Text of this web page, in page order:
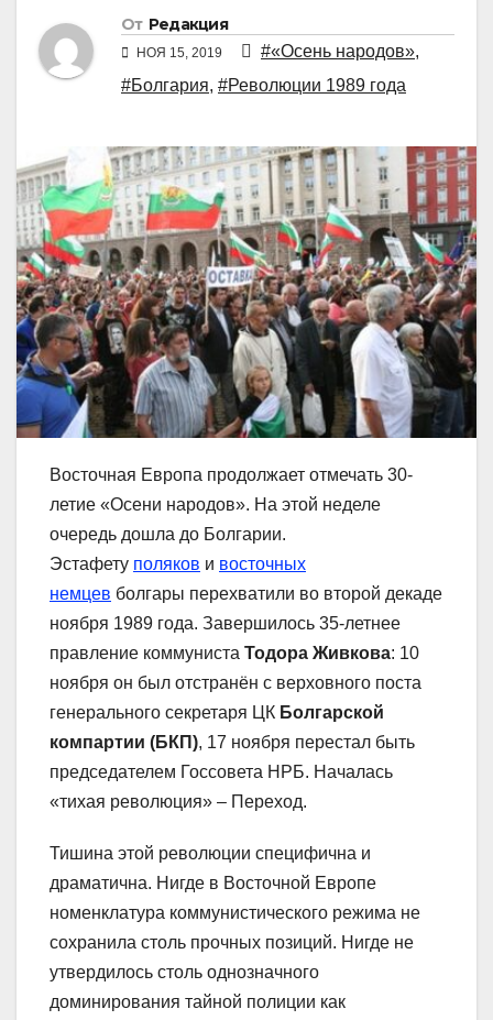
От Редакция
НОЯ 15, 2019 #«Осень народов»,
#Болгария, #Революции 1989 года
Восточная Европа продолжает отмечать 30-
летие «Осени народов». На этой неделе
очередь дошла до Болгарии.
Эстафету поляков и восточных
немцев болгары перехватили во второй декаде
ноября 1989 года. Завершилось 35-летнее
правление коммуниста Тодора Живкова: 10
ноября он был отстранён с верховного поста
генерального секретаря ЦК Болгарской
компартии (БКП), 17 ноября перестал быть
председателем Госсовета НРБ. Началась
«тихая революция» – Переход.
Тишина этой революции специфична и
драматична. Нигде в Восточной Европе
номенклатура коммунистического режима не
сохранила столь прочных позиций. Нигде не
утвердилось столь однозначного
доминирования тайной полиции как